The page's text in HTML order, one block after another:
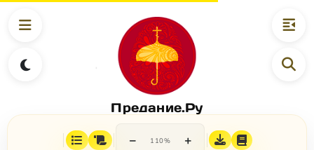
Предание.Ру
− 110% +